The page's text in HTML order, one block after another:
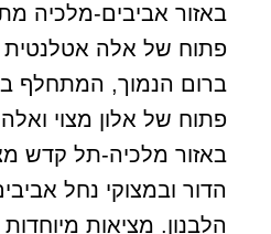
באזור אביבים-מלכיה
פתוח של אלה אטלנטית
ברום הנמוך, המתחלף
פתוח של אלון מצוי
באזור מלכיה-תל קדש
הדור ובמצוקי נחל
הלבנון. מציאות מיוחדות